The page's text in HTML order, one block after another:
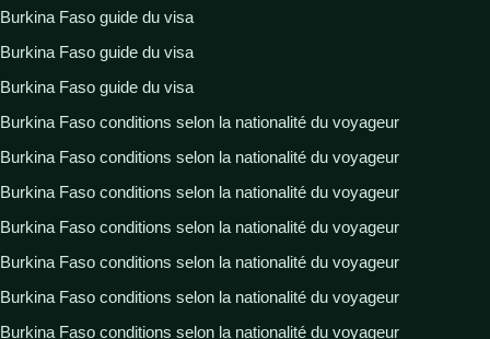
Burkina Faso guide du visa
Burkina Faso guide du visa
Burkina Faso guide du visa
Burkina Faso conditions selon la nationalité du voyageur
Burkina Faso conditions selon la nationalité du voyageur
Burkina Faso conditions selon la nationalité du voyageur
Burkina Faso conditions selon la nationalité du voyageur
Burkina Faso conditions selon la nationalité du voyageur
Burkina Faso conditions selon la nationalité du voyageur
Burkina Faso conditions selon la nationalité du voyageur